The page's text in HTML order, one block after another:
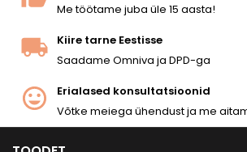
Me töötame juba üle 15 aasta!
Kiire tarne Eestisse
Saadame Omniva ja DPD-ga
Erialased konsultatsioonid
Võtke meiega ühendust ja me